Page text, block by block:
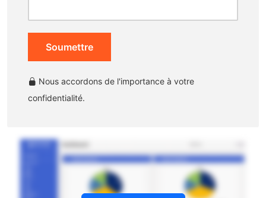
Soumettre
Nous accordons de l'importance à votre
confidentialité.